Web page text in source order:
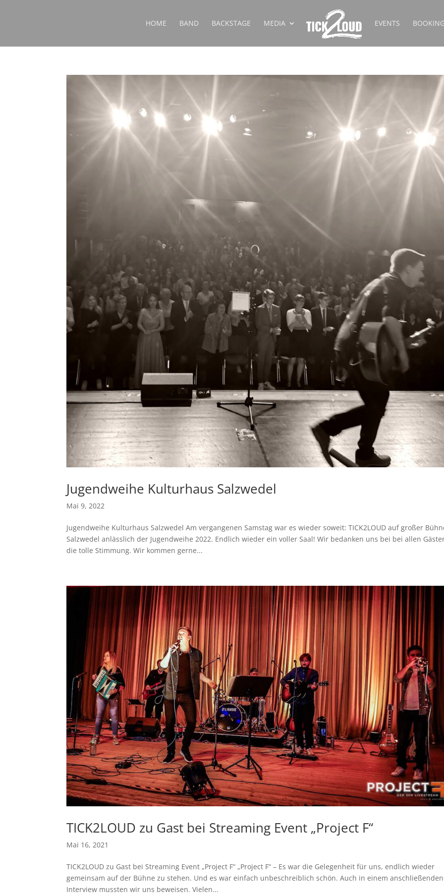
HOME BAND BACKSTAGE MEDIA EVENTS
Jugendweihe Kulturhaus Salzwedel
Mai 9, 2022
Jugendweihe Kulturhaus Salzwedel Am vergangenen Samstag war es wieder soweit: TICK2LOUD auf großer
Salzwedel anlässlich der Jugendweihe 2022. Endlich wieder ein voller Saal! Wir bedanken uns bei bei allen
die tolle Stimmung. Wir kommen gerne...
TICK2LOUD zu Gast bei Streaming Event „Project F“
Mai 16, 2021
TICK2LOUD zu Gast bei Streaming Event „Project F“ „Project F“ – Es war die Gelegenheit für uns, endlich wieder
gemeinsam auf der Bühne zu stehen. Und es war einfach unbeschreiblich schön. Auch in einem anschließenden
Interview mussten wir uns beweisen. Vielen...